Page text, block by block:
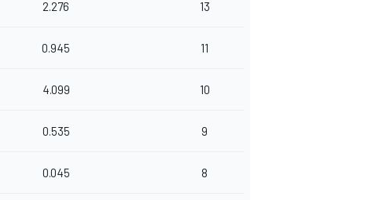
2.276 13
0.945 11
4.099 10
0.535 9
0.045 8